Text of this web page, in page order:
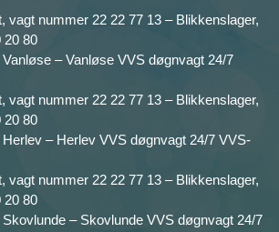
vagt nummer 22 22 77 13 – Blikkenslager,
20 80
– Vanløse VVS døgnvagt 24/7
vagt nummer 22 22 77 13 – Blikkenslager,
20 80
– Herlev VVS døgnvagt 24/7 VVS-
vagt nummer 22 22 77 13 – Blikkenslager,
20 80
– Skovlunde VVS døgnvagt 24/7